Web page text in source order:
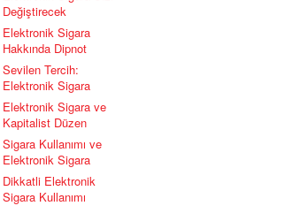
Değiştirecek
Elektronik Sigara
Hakkında Dipnot
Sevilen Tercih:
Elektronik Sigara
Elektronik Sigara ve
Kapitalist Düzen
Sigara Kullanımı ve
Elektronik Sigara
Dikkatli Elektronik
Sigara Kullanımı